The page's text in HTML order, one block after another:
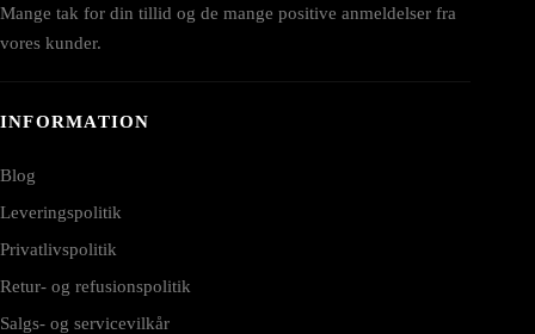
Mange tak for din tillid og de mange positive anmeldelser fra
vores kunder.
INFORMATION
Blog
Leveringspolitik
Privatlivspolitik
Retur- og refusionspolitik
Salgs- og servicevilkår